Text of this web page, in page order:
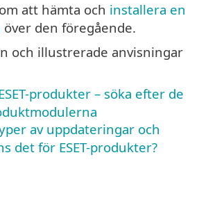
att hämta och installera en
över den föregående.
och illustrerade anvisningar
produkter – söka efter de
av uppdateringar och
det för ESET-produkter?